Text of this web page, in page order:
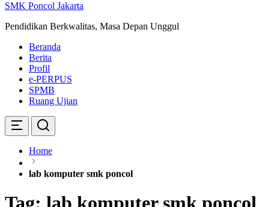
SMK Poncol Jakarta
Pendidikan Berkwalitas, Masa Depan Unggul
Beranda
Berita
Profil
e-PERPUS
SPMB
Ruang Ujian
Home
lab komputer smk poncol